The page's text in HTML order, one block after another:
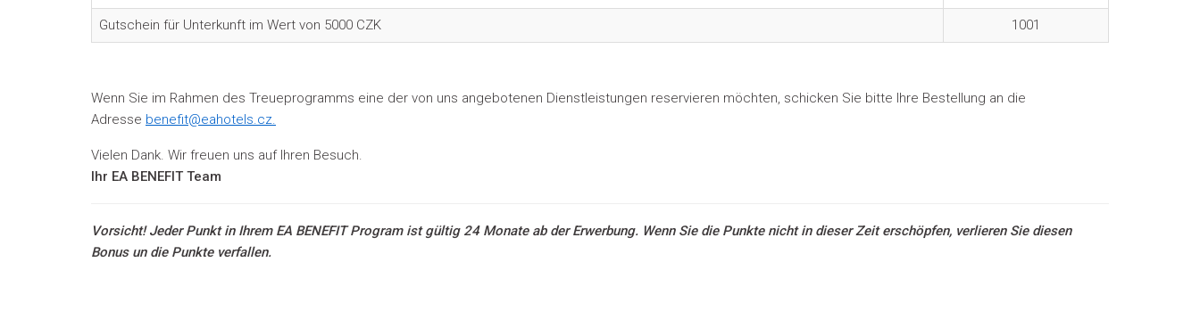
Gutschein für Unterkunft im Wert von 5000 CZK 1001
Wenn Sie im Rahmen des Treueprogramms eine der von uns angebotenen Dienstleistungen reservieren möchten, schicken Sie bitte Ihre Bestellung an die
Adresse benefit@eahotels.cz.
Vielen Dank. Wir freuen uns auf Ihren Besuch.
Ihr EA BENEFIT Team
Vorsicht! Jeder Punkt in Ihrem EA BENEFIT Program ist gültig 24 Monate ab der Erwerbung. Wenn Sie die Punkte nicht in dieser Zeit erschöpfen, verlieren Sie diesen
Bonus un die Punkte verfallen.